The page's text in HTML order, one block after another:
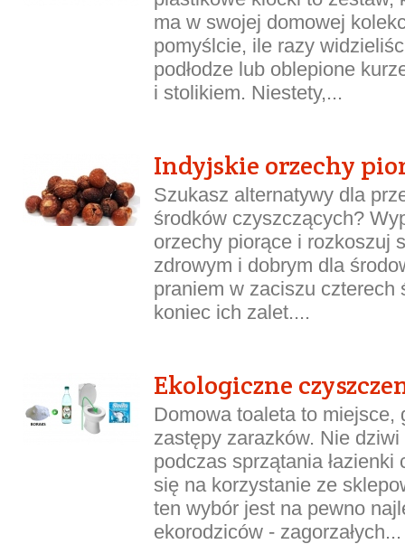
ma w swojej domowej
pomyślcie, ile razy
podłodze lub oblepione
i stolikiem. Niestety,...
Indyjskie orzechy
Szukasz alternatywy dla
środków czyszczących?
orzechy piorące i rozkoszuj
zdrowym i dobrym dla
praniem w zaciszu czterech
koniec ich zalet....
Ekologiczne
Domowa toaleta to miejsce,
zastępy zarazków. Nie
podczas sprzątania
się na korzystanie ze
ten wybór jest na pewno
ekorodziców - zagorzałych...